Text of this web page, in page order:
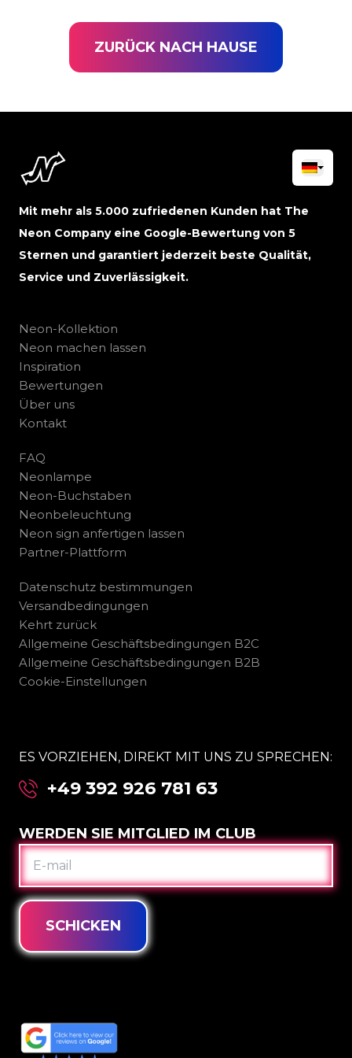
ZURÜCK NACH HAUSE
Mit mehr als 5.000 zufriedenen Kunden hat The
Neon Company eine Google-Bewertung von 5
Sternen und garantiert jederzeit beste Qualität,
Service und Zuverlässigkeit.
Neon-Kollektion
Neon machen lassen
Inspiration
Bewertungen
Über uns
Kontakt
FAQ
Neonlampe
Neon-Buchstaben
Neonbeleuchtung
Neon sign anfertigen lassen
Partner-Plattform
Datenschutz bestimmungen
Versandbedingungen
Kehrt zurück
Allgemeine Geschäftsbedingungen B2C
Allgemeine Geschäftsbedingungen B2B
Cookie-Einstellungen
ES VORZIEHEN, DIREKT MIT UNS ZU SPRECHEN:
+49 392 926 781 63
WERDEN SIE MITGLIED IM CLUB
E-
MAIL
SCHICKEN